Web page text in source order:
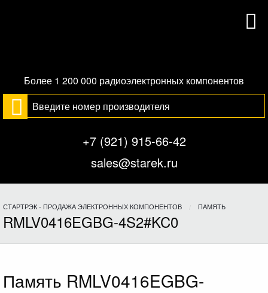
Более 1 200 000 радиоэлектронных компонентов
+7 (921) 915-66-42
sales@starek.ru
СТАРТРЭК - ПРОДАЖА ЭЛЕКТРОННЫХ КОМПОНЕНТОВ ПАМЯТЬ
RMLV0416EGBG-4S2#KC0
Память RMLV0416EGBG-